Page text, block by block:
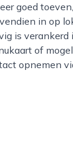
goed
in op
is verankerd
of
opnemen